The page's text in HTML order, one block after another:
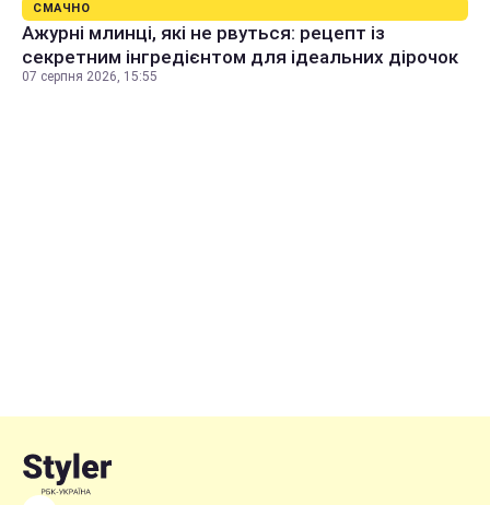
СМАЧНО
Ажурні млинці, які не рвуться: рецепт із
секретним інгредієнтом для ідеальних дірочок
07 серпня 2026, 15:55